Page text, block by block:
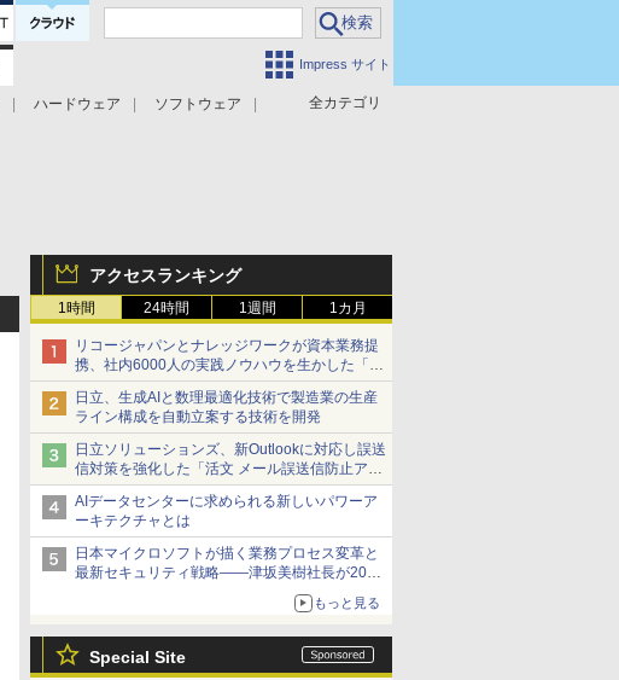
Impress サイト
全カテゴリ
ハードウェア
ソフトウェア
アクセスランキング
1時間 24時間 1週間 1カ月
リコージャパンとナレッジワークが資本業務提
携、社内6000人の実践ノウハウを生かした「AI
商談記録 for RICOH」を展開へ
日立、生成AIと数理最適化技術で製造業の生産
ライン構成を自動立案する技術を開発
日立ソリューションズ、新Outlookに対応し誤送
信対策を強化した「活文 メール誤送信防止アド
インサービス」を提供
AIデータセンターに求められる新しいパワーア
ーキテクチャとは
日本マイクロソフトが描く業務プロセス変革と
最新セキュリティ戦略――津坂美樹社長が2027
もっと見る
Special Site